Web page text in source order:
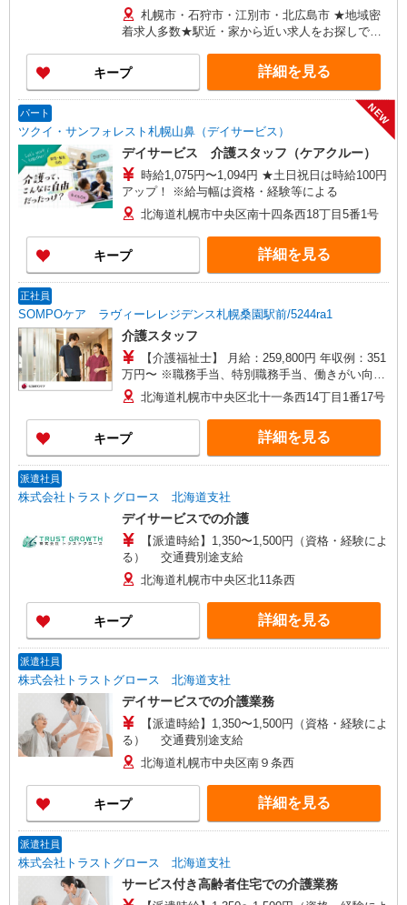
1,240円〜1,687円 ※給与幅は勤務先による +交通
費、諸手当（勤務先による） +0円で介護資格が取
れる （別途規定） ★給与日払い制度あり！
札幌市・石狩市・江別市・北広島市 ★地域密
着求人多数★駅近・家から近い求人をお探しでき
キープ 詳細を見る
パート
ツクイ・サンフォレスト札幌山鼻（デイサービス）
NEW
デイサービス 介護スタッフ（ケアクルー）
時給1,075円〜1,094円 ★土日祝日は時給100円
アップ！ ※給与幅は資格・経験等による
北海道札幌市中央区南十四条西18丁目5番1号
キープ 詳細を見る
正社員
SOMPOケア ラヴィーレレジデンス札幌桑園駅前/5244ra1
介護スタッフ
【介護福祉士】 月給：259,800円 年収例：351
万円〜 ※職務手当、特別職務手当、働きがい向上
手当、日祝手当（月平均2回分）、夜勤手当（月平
均5回分）等、毎月平均的に支払われる手当を含み
ます。 ■オンコール手当（1,000円/日）あり ◎残
業時は別途時間外手当支給（超過1分〜） ◎賞
与 基本給2.08ヶ月分/年支給
北海道札幌市中央区北十一条西14丁目1番17号
キープ 詳細を見る
派遣社員
株式会社トラストグロース 北海道支社
デイサービスでの介護
【派遣時給】1,350〜1,500円（資格・経験によ
る） 交通費別途支給
北海道札幌市中央区北11条西
キープ 詳細を見る
派遣社員
株式会社トラストグロース 北海道支社
デイサービスでの介護業務
【派遣時給】1,350〜1,500円（資格・経験によ
る） 交通費別途支給
北海道札幌市中央区南９条西
キープ 詳細を見る
派遣社員
株式会社トラストグロース 北海道支社
サービス付き高齢者住宅での介護業務